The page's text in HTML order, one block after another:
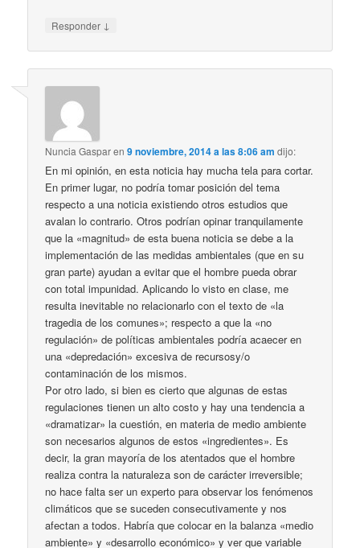
Responder ↓
Nuncia Gasparen9 noviembre, 2014 a las 8:06 am dijo:
En mi opinión, en esta noticia hay mucha tela para cortar.
En primer lugar, no podría tomar posición del tema
respecto a una noticia existiendo otros estudios que
avalan lo contrario. Otros podrían opinar tranquilamente
que la «magnitud» de esta buena noticia se debe a la
implementación de las medidas ambientales (que en su
gran parte) ayudan a evitar que el hombre pueda obrar
con total impunidad. Aplicando lo visto en clase, me
resulta inevitable no relacionarlo con el texto de «la
tragedia de los comunes»; respecto a que la «no
regulación» de políticas ambientales podría acaecer en
una «depredación» excesiva de recursosy/o
contaminación de los mismos.
Por otro lado, si bien es cierto que algunas de estas
regulaciones tienen un alto costo y hay una tendencia a
«dramatizar» la cuestión, en materia de medio ambiente
son necesarios algunos de estos «ingredientes». Es
decir, la gran mayoría de los atentados que el hombre
realiza contra la naturaleza son de carácter irreversible;
no hace falta ser un experto para observar los fenómenos
climáticos que se suceden consecutivamente y nos
afectan a todos. Habría que colocar en la balanza «medio
ambiente» y «desarrollo económico» y ver que variable